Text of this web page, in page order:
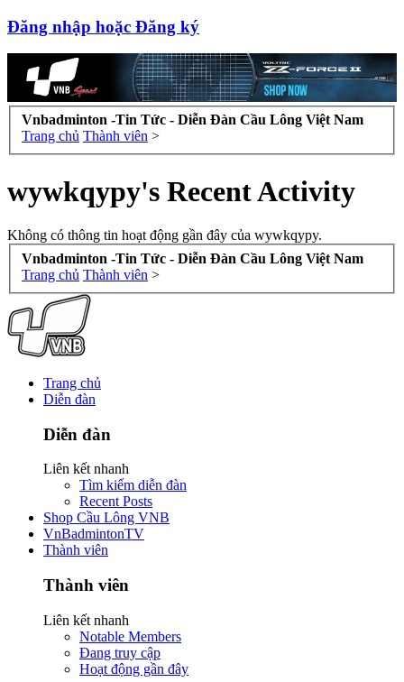
Đăng nhập hoặc Đăng ký
Vnbadminton -Tin Tức - Diễn Đàn Cầu Lông Việt Nam
Trang chủ Thành viên >
wywkqypy's Recent Activity
Không có thông tin hoạt động gần đây của wywkqypy.
Vnbadminton -Tin Tức - Diễn Đàn Cầu Lông Việt Nam
Trang chủ Thành viên >
Trang chủ
Diễn đàn
Diễn đàn
Liên kết nhanh
Tìm kiếm diễn đàn
Recent Posts
Shop Cầu Lông VNB
VnBadmintonTV
Thành viên
Thành viên
Liên kết nhanh
Notable Members
Đang truy cập
Hoạt động gần đây